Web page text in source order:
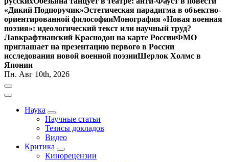
«Дикий Подпоручик»Эстетическая парадигма в объектно-
ориентированной философииМонография «Новая военная
поэзия»: идеологический текст или научный труд?
Лавкрафтианский Краснодон на карте РоссииФМО
приглашает на презентацию первого в России
исследования новой военной поэзииШерлок Холмс в
Японии
Пн. Авг 10th, 2026
Наука
Научные статьи
Тезисы докладов
Видео
Критика
Кинорецензии